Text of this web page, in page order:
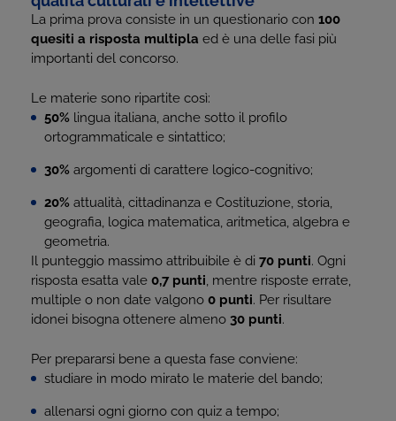
La prima prova consiste in un questionario con 100
quesiti a risposta multipla ed è una delle fasi più
importanti del concorso.
Le materie sono ripartite così:
50% lingua italiana, anche sotto il profilo
ortogrammaticale e sintattico;
30% argomenti di carattere logico-cognitivo;
20% attualità, cittadinanza e Costituzione, storia,
geografia, logica matematica, aritmetica, algebra e
geometria.
Il punteggio massimo attribuibile è di 70 punti. Ogni
risposta esatta vale 0,7 punti, mentre risposte errate,
multiple o non date valgono 0 punti. Per risultare
idonei bisogna ottenere almeno 30 punti.
Per prepararsi bene a questa fase conviene:
studiare in modo mirato le materie del bando;
allenarsi ogni giorno con quiz a tempo;